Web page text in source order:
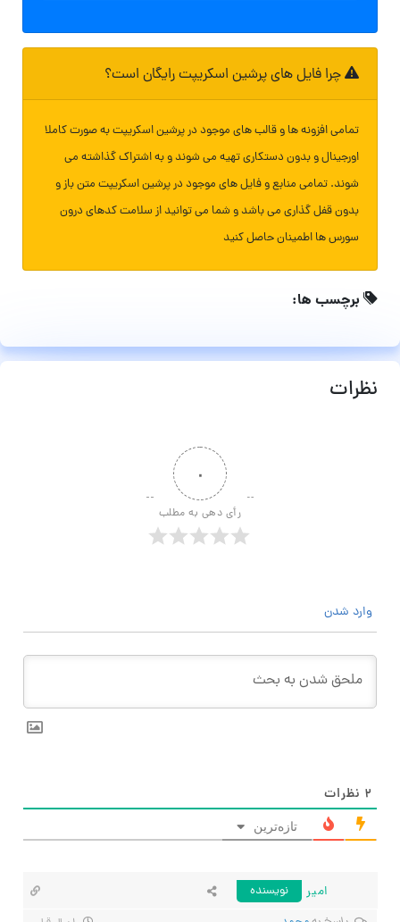
چرا فایل های پرشین اسکریپت رایگان است؟
تمامی افزونه ها و قالب های موجود در پرشین اسکریپت به صورت کاملا
اورجینال و بدون دستکاری تهیه می شوند و به اشتراک گذاشته می
شوند. تمامی منابع و فایل های موجود در پرشین اسکریپت متن باز و
بدون قفل گذاری می باشد و شما می توانید از سلامت کدهای درون
سورس ها اطمینان حاصل کنید
برچسب ها:
نظرات
۰
رأی دهی به مطلب
وارد شدن
۲ نظرات
تازه‌ترین
امیر
نویسنده